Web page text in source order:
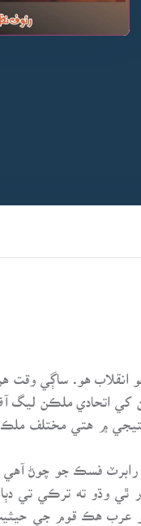
انقلاب هو. ساڳي وقت
کي اتحادي ملڪن ليگ
۾ هتي مختلف ملڪ
فسڪ جو چوڻ آهي ته
وڌو ته ترڪي تي
جو عرب هڪ قوم جي